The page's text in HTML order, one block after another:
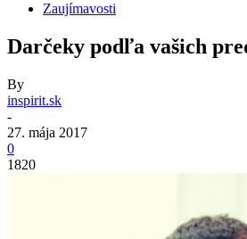
Zaujímavosti
Darčeky podľa vašich
By
inspirit.sk
-
27. mája 2017
0
1820